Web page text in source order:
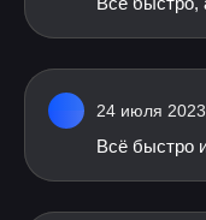
24 июля
Всё быстро